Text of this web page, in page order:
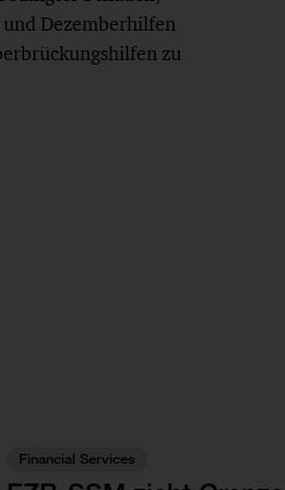
Dezemberhilfen
zu
Financial Services